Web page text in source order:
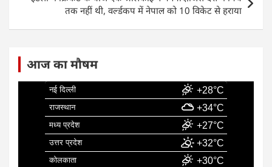
तक नहीं थी, वर्ल्डकप में नेपाल को 10 विकेट से हराया
आज का मौषम
नई दिल्ली +28°C
राजस्थान +34°C
मध्य प्रदेश +27°C
उत्तर प्रदेश +32°C
कोलकाता +30°C